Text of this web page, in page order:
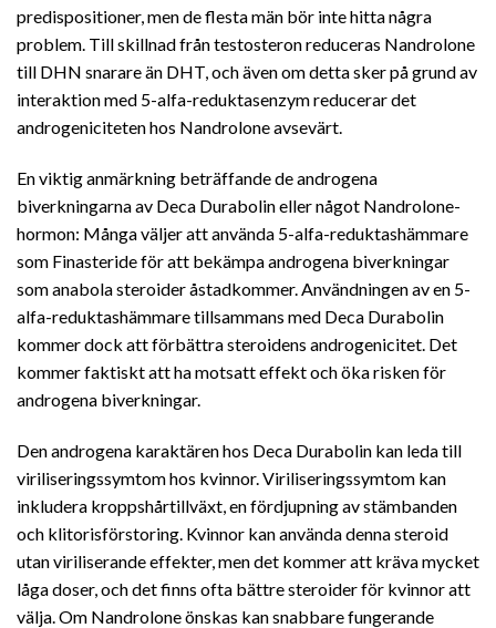
predispositioner, men de flesta män bör inte hitta några
problem. Till skillnad från testosteron reduceras Nandrolone
till DHN snarare än DHT, och även om detta sker på grund av
interaktion med 5-alfa-reduktasenzym reducerar det
androgeniciteten hos Nandrolone avsevärt.
En viktig anmärkning beträffande de androgena
biverkningarna av Deca Durabolin eller något Nandrolone-
hormon: Många väljer att använda 5-alfa-reduktashämmare
som Finasteride för att bekämpa androgena biverkningar
som anabola steroider åstadkommer. Användningen av en 5-
alfa-reduktashämmare tillsammans med Deca Durabolin
kommer dock att förbättra steroidens androgenicitet. Det
kommer faktiskt att ha motsatt effekt och öka risken för
androgena biverkningar.
Den androgena karaktären hos Deca Durabolin kan leda till
viriliseringssymtom hos kvinnor. Viriliseringssymtom kan
inkludera kroppshårtillväxt, en fördjupning av stämbanden
och klitorisförstoring. Kvinnor kan använda denna steroid
utan viriliserande effekter, men det kommer att kräva mycket
låga doser, och det finns ofta bättre steroider för kvinnor att
välja. Om Nandrolone önskas kan snabbare fungerande